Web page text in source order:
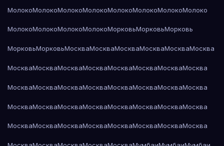
МолокоМолокоМолокоМолокоМолокоМолокоМолокоМолоко
МолокоМолокоМолокоМолокоМорковьМорковьМорковь
МорковьМорковьМоскваМоскваМоскваМоскваМоскваМосква
МоскваМоскваМоскваМоскваМоскваМоскваМоскваМосква
МоскваМоскваМоскваМоскваМоскваМоскваМоскваМосква
МоскваМоскваМоскваМоскваМоскваМоскваМоскваМосква
МоскваМоскваМоскваМоскваМоскваМоскваМоскваМосква